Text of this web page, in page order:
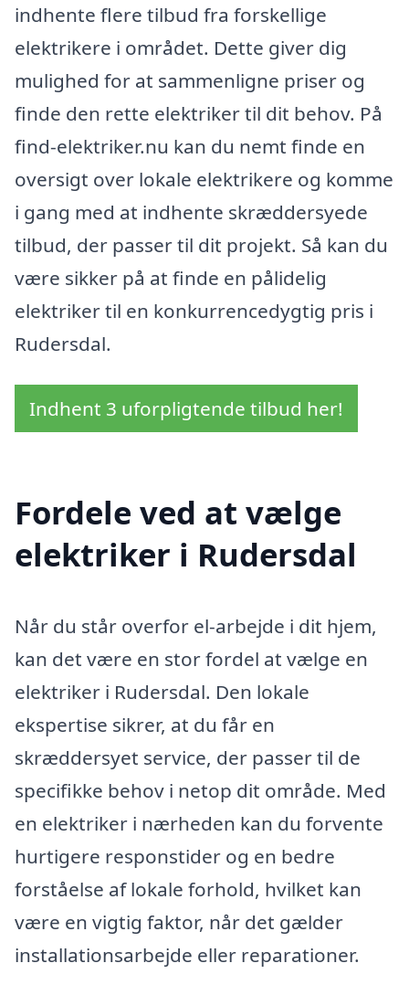
indhente flere tilbud fra forskellige
elektrikere i området. Dette giver dig
mulighed for at sammenligne priser og
finde den rette elektriker til dit behov. På
find-elektriker.nu kan du nemt finde en
oversigt over lokale elektrikere og komme
i gang med at indhente skræddersyede
tilbud, der passer til dit projekt. Så kan du
være sikker på at finde en pålidelig
elektriker til en konkurrencedygtig pris i
Rudersdal.
Indhent 3 uforpligtende tilbud her!
Fordele ved at vælge
elektriker i Rudersdal
Når du står overfor el-arbejde i dit hjem,
kan det være en stor fordel at vælge en
elektriker i Rudersdal. Den lokale
ekspertise sikrer, at du får en
skræddersyet service, der passer til de
specifikke behov i netop dit område. Med
en elektriker i nærheden kan du forvente
hurtigere responstider og en bedre
forståelse af lokale forhold, hvilket kan
være en vigtig faktor, når det gælder
installationsarbejde eller reparationer.